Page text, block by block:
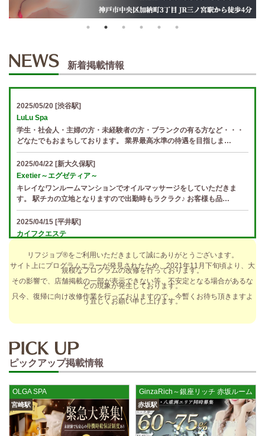
新着掲載情報
2025/05/20 [渋谷駅]
LuLu Spa
学生・社会人・主婦の方・未経験者の方・ブランクの有る方など・・・
どなたでもおまちしております。 業界最高水準の待遇を目指しま…
2025/04/22 [新大久保駅]
Exetier～エグゼティア～
キレイなワンルームマンションでオイルマッサージをしていただきま
す。 駅チカの立地となりますので出勤時もラクラク♪ お客様も品…
2025/04/15 [平井駅]
カイフクエステ
り♪ 日給5万円以上可！人によっては10万円も★ 全額日払い＆…
2025/04/14
[小倉駅]
The Ritz cache (ザ リッツ カシェ)
歩合率・RANK昇格制度 給与保証・アリバイ対策・送迎など、 快適なお
sirena (シレーナ) 春日井ルーム
制服あり、ノルマ、罰金なし 高額報酬が稼げるだけでなく、高待遇や手
厚い福利厚生を完備しております！ぜひご活用ください♪ 指名…
2025/04/12
sirena (シレーナ) 錦ルーム
制服あり、ノルマ、罰金なし 高額報酬が稼げるだけでなく、高待遇や手
厚い福利厚生を完備しております！ぜひご活用ください♪ 指名…
リフジョブ®をご利用いただきまして誠にありがとうございます。
サイト上にプログラムエラーが発見されたため、2021年11月下旬頃より、大
規模なプログラムの改修を行っております。
その影響で、店舗掲載の一部が表示できない等、不安定となる場合があるな
どの現象が発生しております。
只今、復帰に向け改修作業を行っておりますので、今暫くお待ち頂きますよ
う宜しくお願い申し上げます。
ピックアップ掲載情報
OLGA SPA
宮崎駅
GinzaRich～銀座リッチ 赤坂ルーム
赤坂駅